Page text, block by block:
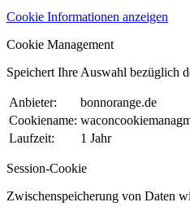
Cookie Informationen anzeigen
Cookie Management
Speichert Ihre Auswahl bezüglich
Anbieter:
bonnorange.de
Cookiename:
Laufzeit:
1 Jahr
Session-Cookie
Zwischenspeicherung von Daten